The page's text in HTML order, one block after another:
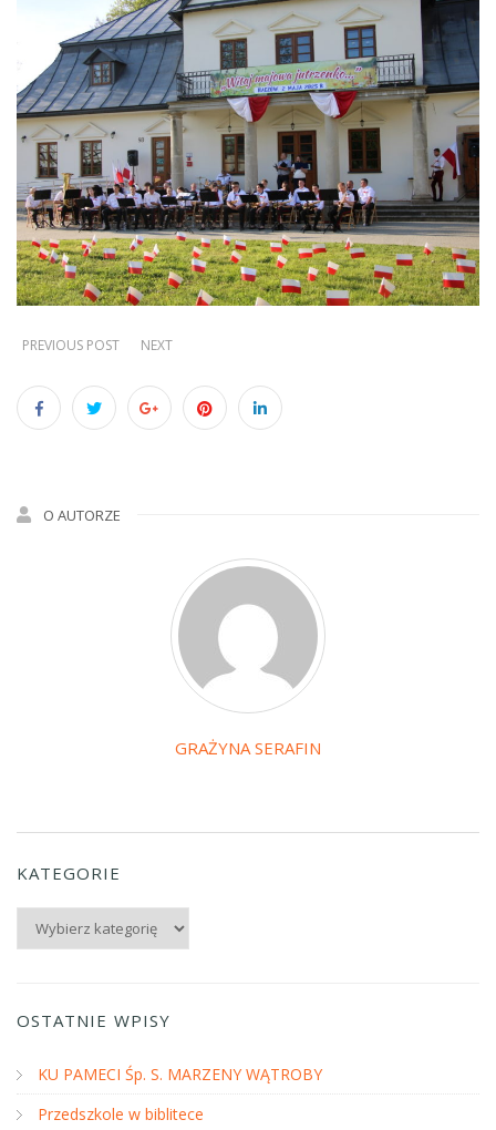
PREVIOUS POST NEXT
O AUTORZE
GRAŻYNA SERAFIN
KATEGORIE
Kategorie
OSTATNIE WPISY
KU PAMECI Śp. S. MARZENY WĄTROBY
Przedszkole w biblitece